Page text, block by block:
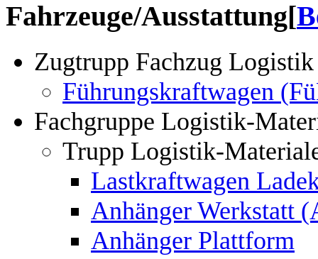
Fahrzeuge/Ausstattung[
Zugtrupp Fachzug Logistik
Führungskraftwagen
Fachgruppe Logistik-
Trupp Logistik-
Lastkraftwagen
Anhänger Werkstatt
Anhänger Plattform